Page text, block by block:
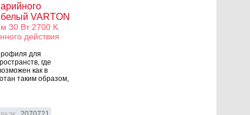
VARTON
30 Вт 2700 K
действия
для
где
как в
таким образом,